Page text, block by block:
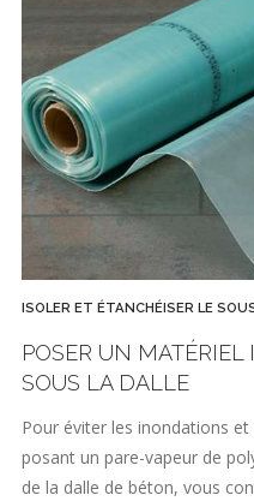
ISOLER ET ÉTANCHÉISER LE
POSER UN
SOUS LA DALLE
Pour éviter les inondations et
posant un pare-vapeur de
de la dalle de béton, vous